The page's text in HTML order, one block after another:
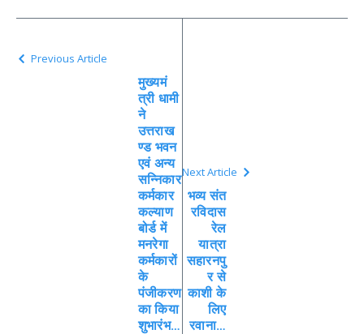
Previous Article
मुख्यमं
त्री धामी
ने
उत्तराख
ण्ड भवन
एवं अन्य
सन्निकार
कर्मकार
कल्याण
बोर्ड में
मनरेगा
कर्मकारों
के
पंजीकरण
का किया
शुभारंभ…
Next Article
भव्य संत
रविदास
रेल
यात्रा
सहारनपु
र से
काशी के
लिए
रवाना…